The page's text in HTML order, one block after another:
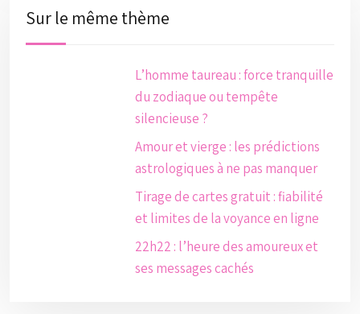
Sur le même thème
L’homme taureau : force tranquille
du zodiaque ou tempête
silencieuse ?
Amour et vierge : les prédictions
astrologiques à ne pas manquer
Tirage de cartes gratuit : fiabilité
et limites de la voyance en ligne
22h22 : l’heure des amoureux et
ses messages cachés